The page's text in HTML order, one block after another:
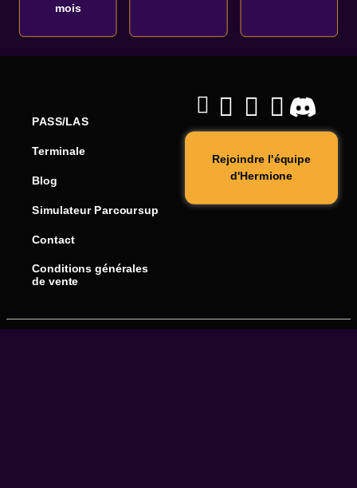
mois
PASS/LAS
Terminale
Blog
Simulateur Parcoursup
Contact
Conditions générales
de vente
Rejoindre l'équipe
d'Hermione